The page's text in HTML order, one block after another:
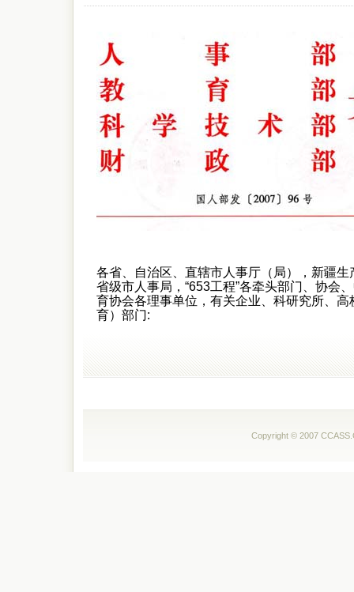
各省、自治区、直辖市人事厅（局），新疆生
省级市人事局，“653工程”各牵头部门、协会
育协会各理事单位，有关企业、科研究所、高
育）部门:
Copyright © 2007